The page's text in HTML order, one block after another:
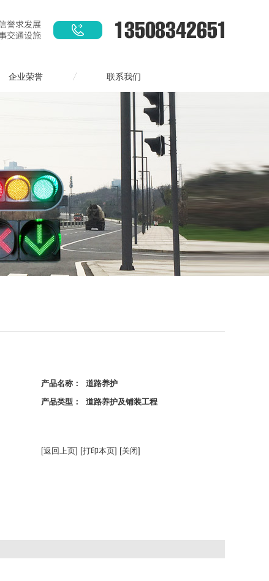
企业荣誉 联系我们
产品名称： 道路养护
产品类型： 道路养护及铺装工程
[返回上页] [打印本页] [关闭]